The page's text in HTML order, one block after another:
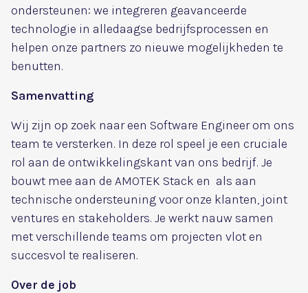
ondersteunen: we integreren geavanceerde
technologie in alledaagse bedrijfsprocessen en
helpen onze partners zo nieuwe mogelijkheden te
benutten.
Samenvatting
Wij zijn op zoek naar een Software Engineer om ons
team te versterken. In deze rol speel je een cruciale
rol aan de ontwikkelingskant van ons bedrijf. Je
bouwt mee aan de AMOTEK Stack en als aan
technische ondersteuning voor onze klanten, joint
ventures en stakeholders. Je werkt nauw samen
met verschillende teams om projecten vlot en
succesvol te realiseren.
Over de job